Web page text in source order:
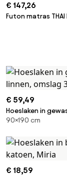
€ 147,26
Futon matras
€ 59,49
Hoeslaken in
omslag 30 cm,
90×190 cm
€ 18,59